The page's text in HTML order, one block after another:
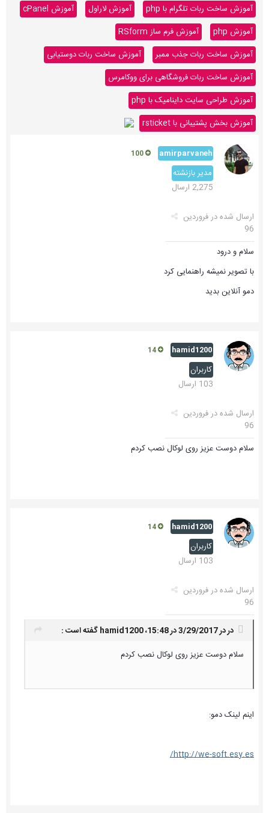
آموزش ساخت ربات تلگرام با php
آموزش لاراول
آموزش cPanel
آموزش php
آموزش فرم ساز RSform
آموزش ساخت ربات جذب ممبر
آموزش ساخت ربات دوستیابی
آموزش ساخت ربات فروشگاهی برای ووکامرس
آموزش طراحی سایت داینامیک با php
آموزش بخش پشتیبانی با rsticket
amirparvaneh
مدیر بازنشته
2,275 ارسال
ارسال شده درفروردین
96
سلام و درود
با تصویر نمیشه راهنمایی کرد
دمو آنلاین بدید
hamid1200
کاربران
103 ارسال
ارسال شده درفروردین
96
سلام دوست عزیز روی لوکال نصب کردم
hamid1200
کاربران
103 ارسال
ارسال شده درفروردین
96
در در 3/29/2017 در 15:48، hamid1200گفته است :
سلام دوست عزیز روی لوکال نصب کردم
اینم لینک دمو:
http://we-soft.esy.es/